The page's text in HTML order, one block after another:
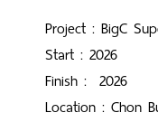
Project : BigC
Start : 2026
Finish : 2026
Location : Chon